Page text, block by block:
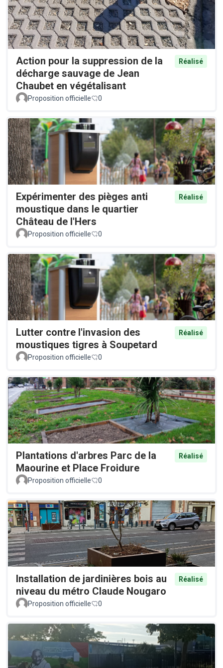
Action pour la suppression de la
décharge sauvage de Jean
Chaubet en végétalisant
Réalisé
Proposition officielle 0
Expérimenter des pièges anti
moustique dans le quartier
Château de l'Hers
Réalisé
Proposition officielle 0
Lutter contre l'invasion des
moustiques tigres à Soupetard
Réalisé
Proposition officielle 0
Plantations d'arbres Parc de la
Maourine et Place Froidure
Réalisé
Proposition officielle 0
Installation de jardinières bois au
niveau du métro Claude Nougaro
Réalisé
Proposition officielle 0